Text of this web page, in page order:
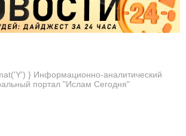
} Информационно-аналитический
портал "Ислам Сегодня"